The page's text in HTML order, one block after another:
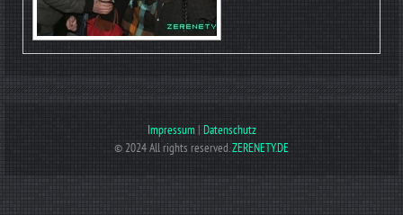
Impressum|
Datenschutz
© 2024 All rights reserved.ZERENETY.DE